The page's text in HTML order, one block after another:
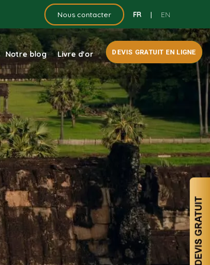
Nous contacter FR | EN
Notre blog Livre d'or DEVIS GRATUIT EN LIGNE